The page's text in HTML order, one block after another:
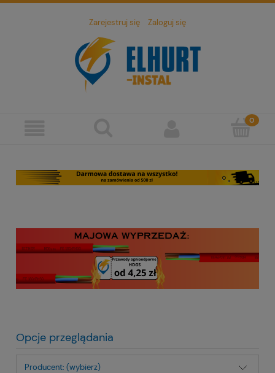
Zarejestruj się Zaloguj się
Opcje przeglądania
Producent: (wybierz)